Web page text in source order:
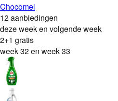
Chocomel
12 aanbiedingen
deze week en volgende week
2+1 gratis
week 32 en week 33